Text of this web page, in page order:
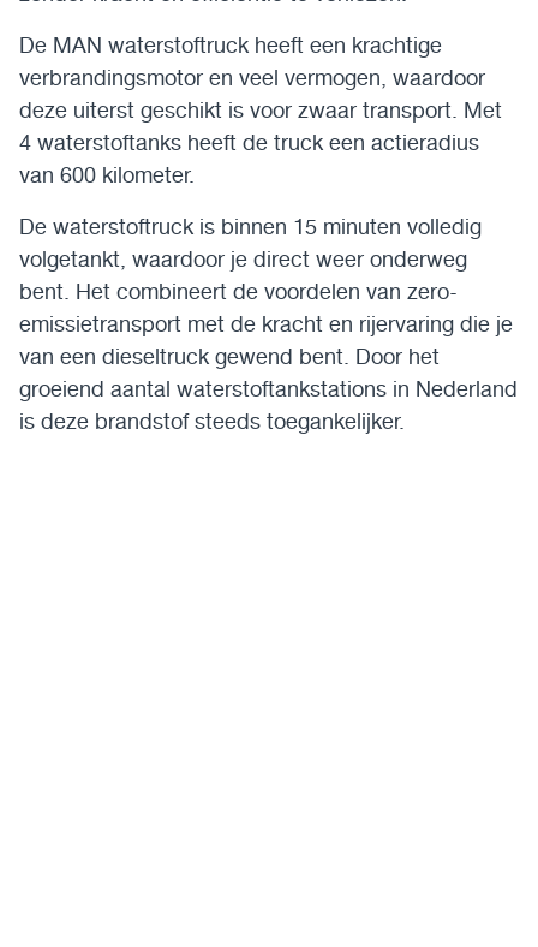
De MAN waterstoftruck heeft een krachtige
verbrandingsmotor en veel vermogen, waardoor
deze uiterst geschikt is voor zwaar transport. Met
4 waterstoftanks heeft de truck een actieradius
van 600 kilometer.
De waterstoftruck is binnen 15 minuten volledig
volgetankt, waardoor je direct weer onderweg
bent. Het combineert de voordelen van zero-
emissietransport met de kracht en rijervaring die je
van een dieseltruck gewend bent. Door het
groeiend aantal waterstoftankstations in Nederland
is deze brandstof steeds toegankelijker.